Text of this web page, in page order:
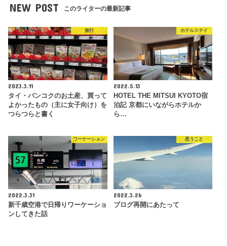
NEW POST このライターの最新記事
旅行
2023.3.11
タイ・バンコクのお土産、買って
よかったもの（主に女子向け）を
つらつらと書く
ホテルステイ
2022.5.13
HOTEL THE MITSUI KYOTO宿
泊記 京都にいながらホテルか
ら…
ワーケーション
2022.3.31
新千歳空港で日帰りワーケーショ
ンしてきた話
思うこと
2022.3.26
ブログ再開にあたって